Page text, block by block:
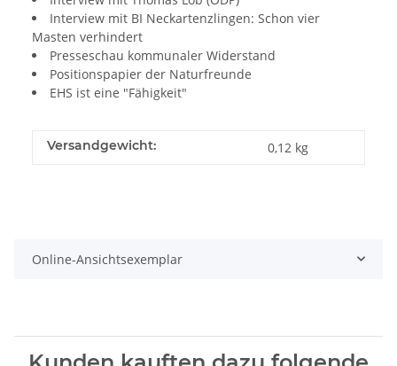
Interview mit BI Neckartenzlingen: Schon vier
Masten verhindert
Presseschau kommunaler Widerstand
Positionspapier der Naturfreunde
EHS ist eine "Fähigkeit"
Versandgewicht: 0,12 kg
Online-Ansichtsexemplar